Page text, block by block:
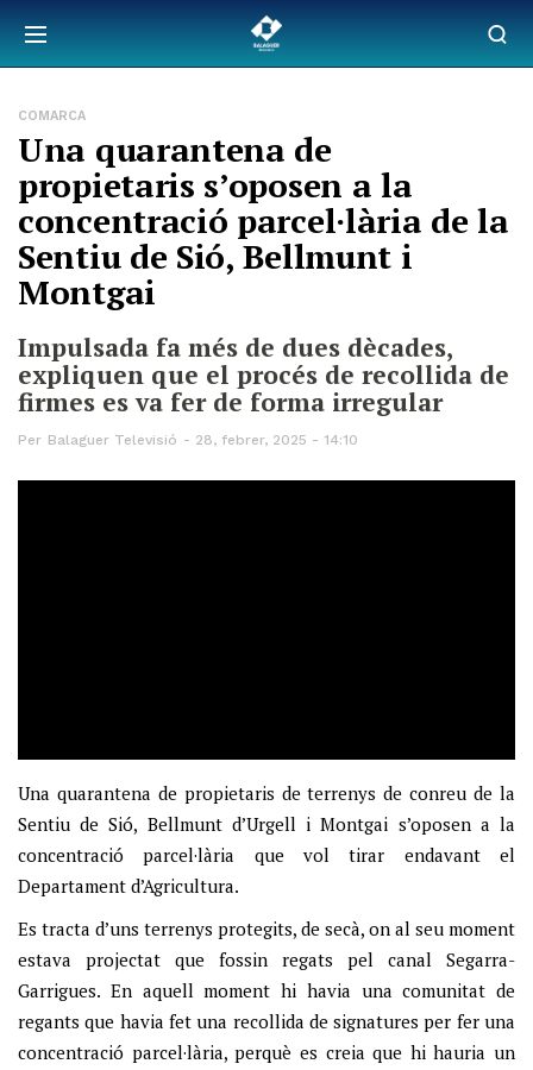
COMARCA
Una quarantena de
propietaris s’oposen a la
concentració parcel·lària de la
Sentiu de Sió, Bellmunt i
Montgai
Impulsada fa més de dues dècades,
expliquen que el procés de recollida de
firmes es va fer de forma irregular
Per Balaguer Televisió 28, febrer, 2025 - 14:10
Una quarantena de propietaris de terrenys de conreu de la
Sentiu de Sió, Bellmunt d’Urgell i Montgai s’oposen a la
concentració parcel·lària que vol tirar endavant el
Departament d’Agricultura.
Es tracta d’uns terrenys protegits, de secà, on al seu moment
estava projectat que fossin regats pel canal Segarra-
Garrigues. En aquell moment hi havia una comunitat de
regants que havia fet una recollida de signatures per fer una
concentració parcel·lària, perquè es creia que hi hauria un